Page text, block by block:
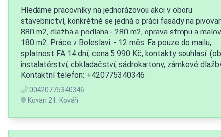
Hledáme pracovníky na jednorázovou akci v oboru
stavebnictví, konkrétně se jedná o práci fasády na
880 m2, dlažba a podlaha - 280 m2, oprava stropu a
180 m2. Práce v Boleslavi. - 12 měs. Fa pouze do mailu,
splatnost FA 14 dní, cena 5 990 Kč, kontakty souhlasí.
instalatérství, obkladačství, sádrokartony, zámkové
Kontaktní telefon: +420775340346
00420775340346
Kovan 21, Kováň